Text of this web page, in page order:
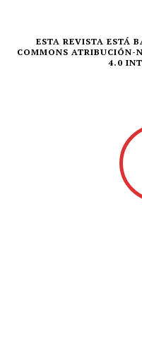
ESTA REVISTA ESTÁ
COMMONS ATRIBUCIÓN-
4.0